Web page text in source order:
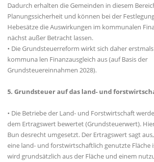
Dadurch erhalten die Gemeinden in diesem
Planungssicherheit und können bei der
Hebesätze die Auswirkungen im kommunalen
nächst außer Betracht lassen.
• Die Grundsteuerreform wirkt sich daher
kommuna len Finanzausgleich aus (auf Basis der
Grundsteuereinnahmen 2028).
5. Grundsteuer auf das land- und
• Die Betriebe der Land- und Forstwirtschaft
dem Ertragswert bewertet (Grundsteuerwert).
Bun desrecht umgesetzt. Der Ertragswert sagt
eine land- und forstwirtschaftlich genutzte Fläche
wird grundsätzlich aus der Fläche und einem